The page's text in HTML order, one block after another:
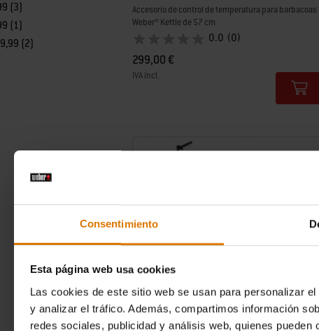
Consentimiento
Esta página web usa cookies
Las cookies de este sitio web se usan para personalizar
y analizar el tráfico. Además, compartimos información
redes sociales, publicidad y análisis web, quienes
(3)
(1)
(2)
Accesorio de control de temperatura para barbacoas
Weber® Kettle de 57 cm
0.0 (0)
299,00 €
IVA incl.